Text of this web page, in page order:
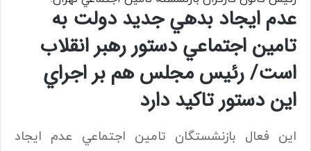
عدم ايجاد بدهي جديد دولت به
تامين اجتماعي دستور رهبر انقلاب
است/ رئيس مجلس هم بر اجراي
اين دستور تاكيد دارد
اين فعال بازنشستگان تامين اجتماعي عدم ايجاد